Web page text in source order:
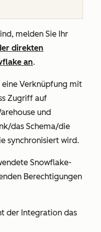
melden Sie Ihr
direkten
an.
eine Verknüpfung mit
Zugriff auf
und
das Schema/die
synchronisiert wird.
Snowflake-
Berechtigungen
der Integration das